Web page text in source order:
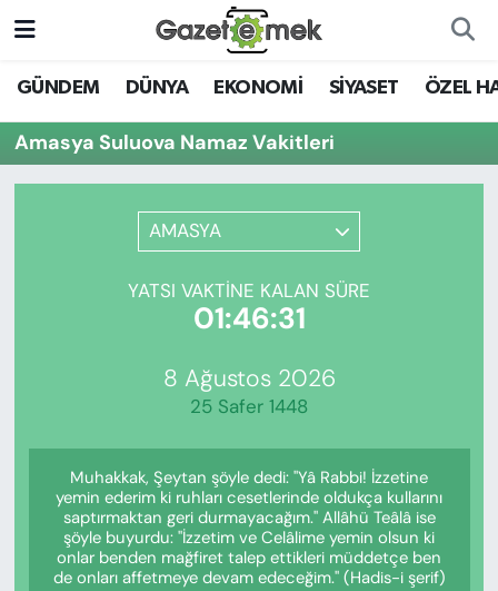
GÜNDEM DÜNYA EKONOMİ SİYASET ÖZEL
Amasya Suluova Namaz Vakitleri
AMASYA
YATSI VAKTINE KALAN SÜRE
01:46:31
8 Ağustos 2026
25 Safer 1448
Muhakkak, Şeytan şöyle dedi: "Yâ Rabbi! İzzetine
yemin ederim ki ruhları cesetlerinde oldukça kullarını
saptırmaktan geri durmayacağım." Allâhü Teâlâ ise
şöyle buyurdu: "İzzetim ve Celâlime yemin olsun ki
onlar benden mağfiret talep ettikleri müddetçe ben
de onları affetmeye devam edeceğim." (Hadis-i şerif)
DÜNYA
EKONOMİ
YENİ MEDYADA EMEK
GAZETECİLİĞİNİ GELİŞTİRMEK
EĞİTİM
KADIN
SAĞLIK
Nöbetçi Eczaneler
Hava Durumu
Trafik Durumu
Süper Lig Puan Durumu ve Fikstür
Tüm Manşetler
Haber Arşivi